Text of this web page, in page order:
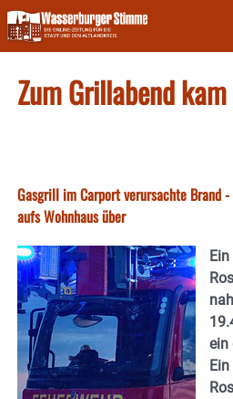
Skip
to
content
Zum Grillabend
Gasgrill im Carport verursachte Brand
aufs Wohnhaus über
ein